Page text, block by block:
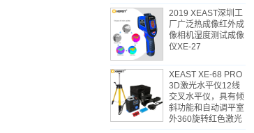
2019 XEAST深圳工
厂广泛热成像红外成
像相机湿度测试成像
仪XE-27
XEAST XE-68 PRO
3D激光水平仪12线
交叉水平仪，具有倾
斜功能和自动调平室
外360旋转红色激光